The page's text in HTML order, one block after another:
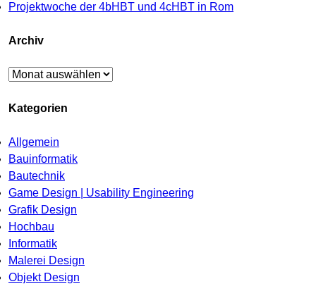
Projektwoche der 4bHBT und 4cHBT in Rom
Archiv
Archiv
Kategorien
Allgemein
Bauinformatik
Bautechnik
Game Design | Usability Engineering
Grafik Design
Hochbau
Informatik
Malerei Design
Objekt Design